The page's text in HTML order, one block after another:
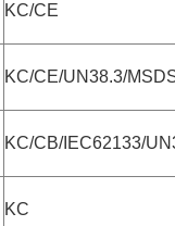
KC/CE
KC/CE/UN38.3/
KC/CB/IEC62133/
KC